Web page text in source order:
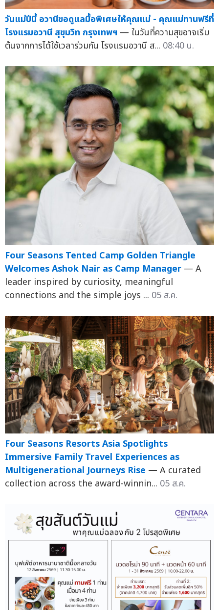
วันแม่ปีนี้ อวานีขอดูแลมื้อพิเศษให้คุณแม่ - คุณแม่ทานฟรีที่
โรงแรมอวานี สุขุมวิท กรุงเทพฯ — ในวันที่ความสุขอาจเริ่ม
ต้นจากการได้ใช้เวลาร่วมกัน โรงแรมอวานี ส... 08:40 น.
Four Seasons Tented Camp Golden Triangle
Welcomes Ashok Nair as Camp Manager — A
leader inspired by curiosity, meaningful
connections and the simple joys ... 05 ส.ค.
Four Seasons Resorts Asia Spotlights
Immersive Family Travel Experiences as
Multigenerational Journeys Rise — A curated
collection across the award-winnin... 05 ส.ค.